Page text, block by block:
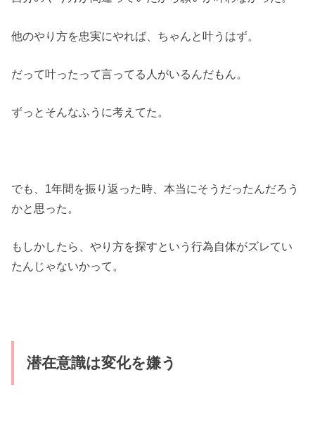
他のやり方を忠実にやれば、ちゃんと叶うはず。
だって叶ったって言ってる人がいるんだもん。
ずっとそんなふうに考えてた。
でも、1年間を振り返った時、本当にそうだったんだろう
かと思った。
もしかしたら、やり方を探すという行為自体がズレてい
たんじゃないかって。
潜在意識は変化を嫌う